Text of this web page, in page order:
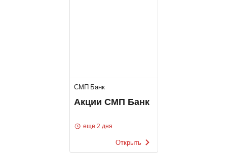
СМП Банк
Акции СМП Банк
еще 2 дня
Открыть